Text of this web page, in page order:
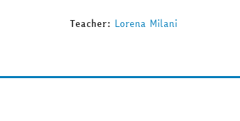
Teacher: Lorena Milani